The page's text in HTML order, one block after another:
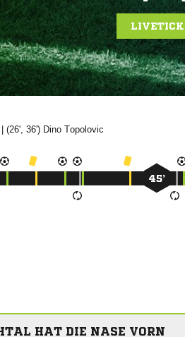
| (26', 36') 
45’
HAT DIE NASE VORN